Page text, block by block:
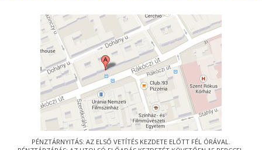
PÉNZTÁRNYITÁS: AZ ELSŐ VETÍTÉS KEZDETE ELŐTT FÉL ÓRÁVAL.